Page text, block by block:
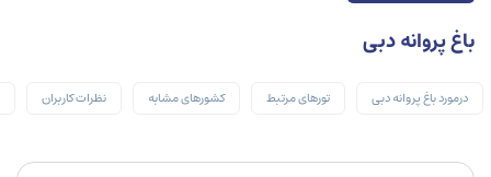
باغ پروانه دبی
درمورد باغ پروانه دبی تورهای مرتبط کشورهای مشابه نظرات کاربران